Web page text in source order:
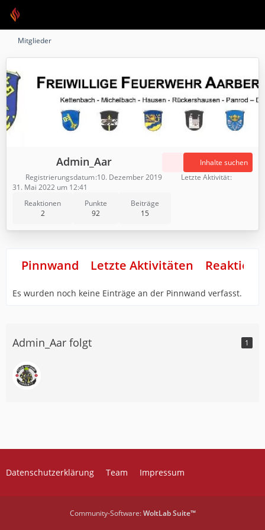
Mitglieder
Admin_Aar
Reaktionen
2
Punkte
92
Beiträge
15
Inhalte suchen
Registrierungsdatum 10. Dezember 2019
Letzte Aktivität
31. Mai 2022 um 12:41
Pinnwand Letzte Aktivitäten
Es wurden noch keine Einträge an der Pinnwand verfasst.
Admin_Aar folgt 1
Datenschutzerklärung Team Impressum
Community-Software:WoltLab Suite™